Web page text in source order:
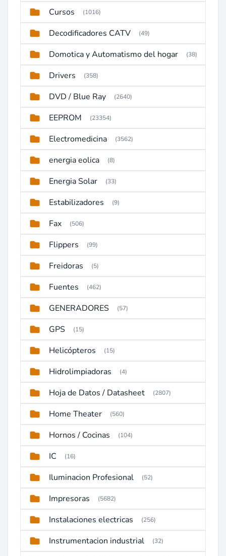
Cursos (1016)
Decodificadores CATV (49)
Domotica y Automatismo del hogar (38)
Drivers (358)
DVD / Blue Ray (2640)
EEPROM (23354)
Electromedicina (3562)
energia eolica (8)
Energia Solar (33)
Estabilizadores (9)
Fax (506)
Flippers (99)
Freidoras (5)
Fuentes (462)
GENERADORES (57)
GPS (15)
Helicópteros (15)
Hidrolimpiadoras (4)
Hoja de Datos / Datasheet (2807)
Home Theater (560)
Hornos / Cocinas (104)
IC (16)
Iluminacion Profesional (52)
Impresoras (5682)
Instalaciones electricas (256)
Instrumentacion industrial (32)